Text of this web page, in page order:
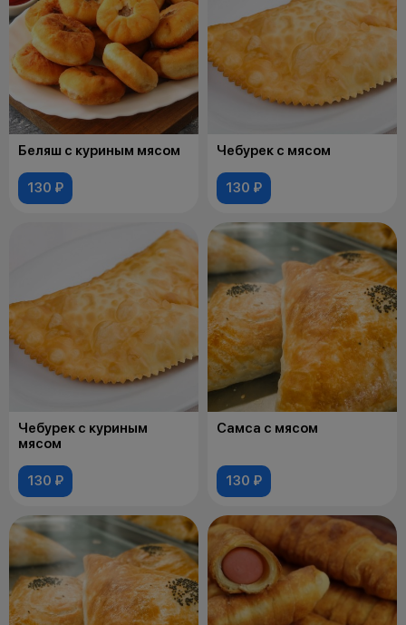
Беляш с куриным мясом
130 ₽
Чебурек с мясом
130 ₽
Чебурек с куриным
мясом
130 ₽
Самса с мясом
130 ₽